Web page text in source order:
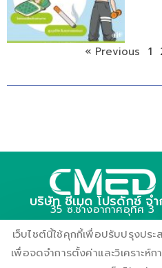
« Previous 1
บริษัท ซีเมด โปรดักซ์ จ
35 ซ.ช่างอากาศอุทิศ 3
ถ.ช่างอากาศอุทิศ แขวงดอนเมื
เขตตอนเมือง กรุงเทพฯ
เว็บไซต์นี้ใช้คุกกี้เพื่อปรับปรุงปร
เพื่อจดจำการตั้งค่าและวิเคราะห์